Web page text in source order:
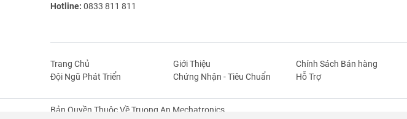
Hotline: 0833 811 811
Trang Chủ Giới Thiệu Chính Sách Bán hàng
Đội Ngũ Phát Triển
Chứng Nhận - Tiêu Chuẩn Hỗ Trợ
Bản Quyền Thuộc Về Truong An Mechatronics.